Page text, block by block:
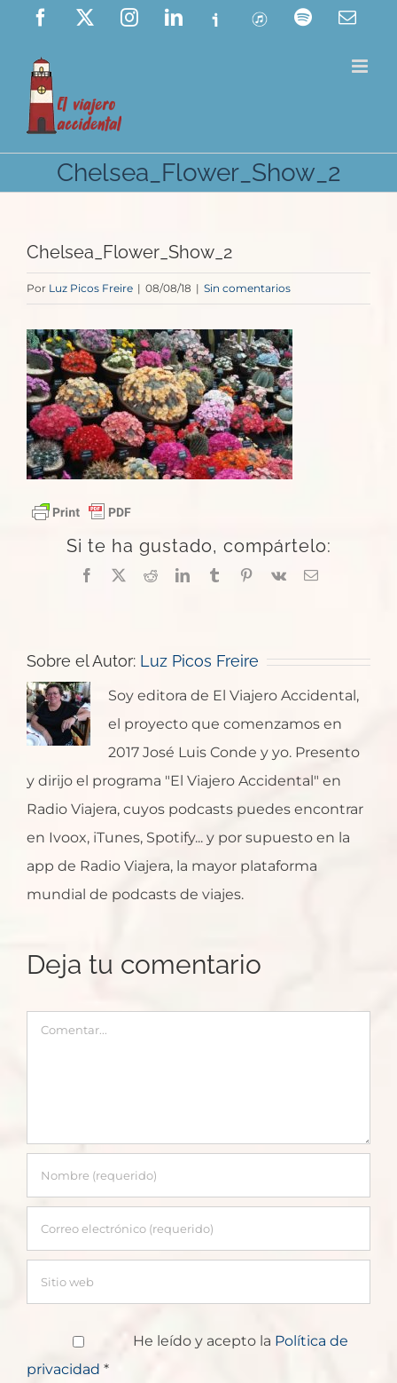
Saltar
contenido
Facebook InstagramLinkedIn
Ivoox ITunes Spotify
Chelsea_Flower_Show_2
Chelsea_Flower_Show_2
Por Luz Picos Freire | 08/08/18 | Sin comentarios
Si te ha gustado, compártelo:
Facebook
X RedditLinkedInTumblrPinterest
Vk
Correo
Sobre el Autor: Luz Picos Freire
Soy editora de El Viajero Accidental,
el proyecto que comenzamos en
2017 José Luis Conde y yo. Presento
y dirijo el programa "El Viajero Accidental" en
Radio Viajera, cuyos podcasts puedes encontrar
en Ivoox, iTunes, Spotify... y por supuesto en la
app de Radio Viajera, la mayor plataforma
mundial de podcasts de viajes.
Deja tu comentario
Comentar
He leído y acepto la Política de
privacidad *